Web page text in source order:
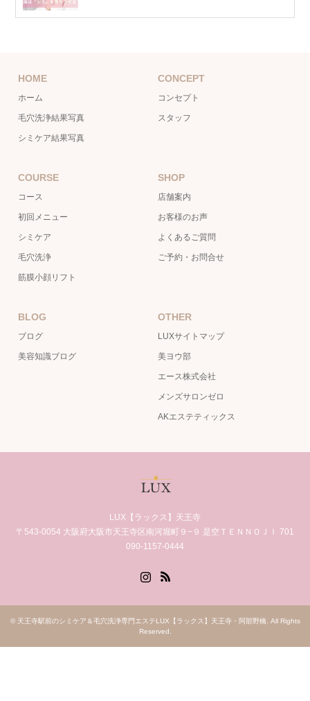
HOME
ホーム
毛穴洗浄結果写真
シミケア結果写真
CONCEPT
コンセプト
スタッフ
COURSE
コース
初回メニュー
シミケア
毛穴洗浄
筋膜小顔リフト
SHOP
店舗案内
お客様のお声
よくあるご質問
ご予約・お問合せ
BLOG
ブログ
美容知識ブログ
OTHER
LUXサイトマップ
美ヨウ部
エース株式会社
メンズサロンゼロ
AKエステティックス
LUX【ラックス】天王寺
〒543-0054 大阪府大阪市天王寺区南河堀町９−９ 是空ＴＥＮＮＯＪＩ 701
090-1157-0444
© 天王寺駅前のシミケア＆毛穴洗浄専門エステLUX【ラックス】天王寺・阿部野橋. All Rights
Reserved.